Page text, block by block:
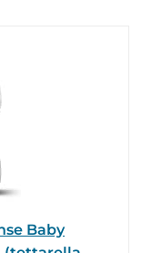
Baby